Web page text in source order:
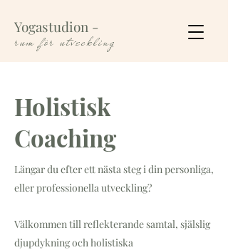
Yogastudion -
rum för utveckling
Holistisk
Coaching
Längar du efter ett nästa steg i din personliga,
eller professionella utveckling?
Välkommen till reflekterande samtal, själslig
djupdykning och holistiska